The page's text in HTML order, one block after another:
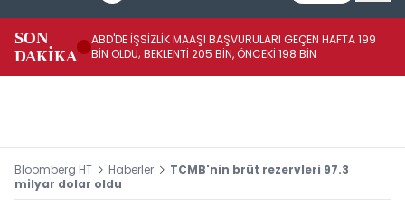
SON
DAKİKA
ABD'DE İŞSİZLİK MAAŞI BAŞVURULARI GEÇEN HAFTA 199
BİN OLDU; BEKLENTİ 205 BİN, ÖNCEKİ 198 BİN
Bloomberg HT Haberler
TCMB'nin brüt rezervleri 97.3
milyar dolar oldu